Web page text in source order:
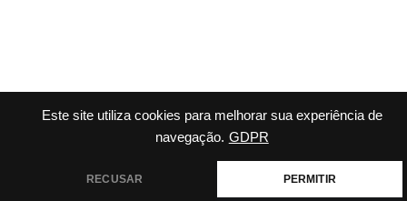
Este site utiliza cookies para melhorar sua experiência de
navegação. GDPR
RECUSAR PERMITIR